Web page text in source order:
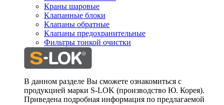
Краны шаровые
Клапанные блоки
Клапаны обратные
Клапаны предохранительные
Фильтры тонкой очистки
В данном разделе Вы сможете ознакомиться с
продукцией марки S-LOK (производство Ю. Корея).
Приведена подробная информация по предлагаемой